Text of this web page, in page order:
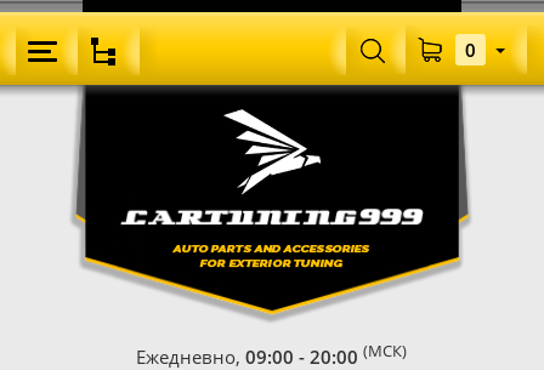
Ежедневно,09:00 - 20:00 (МСК)
0